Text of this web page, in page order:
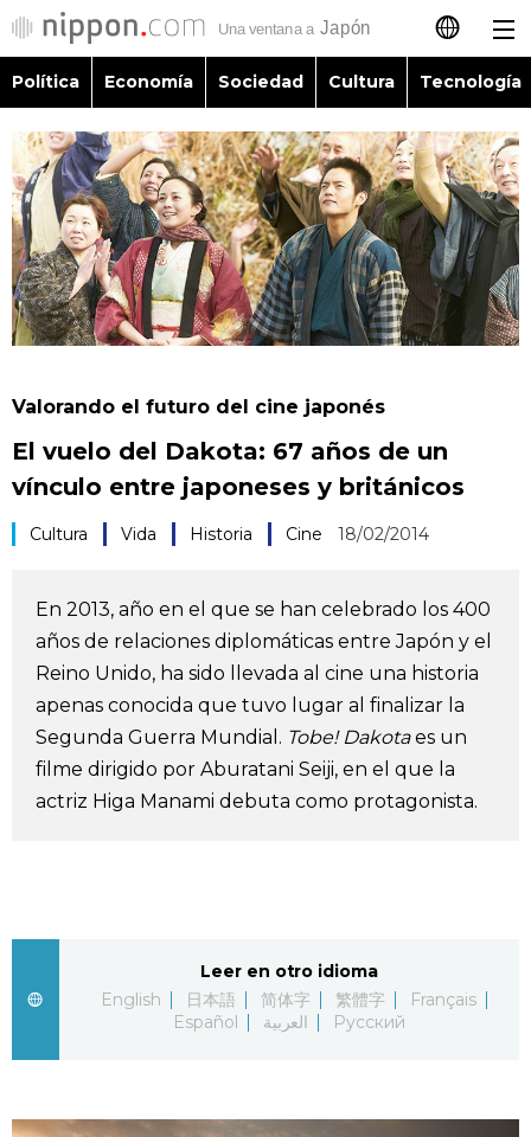
日本語
English
简体字
繁體字
Français
Русский
Política
Economía
Tecnología
Guía de Japón
Vídeos e imágenes
En profundidad
Fragmentos de Japón
Política Economía Sociedad Cultura Tecnología
Valorando el futuro del cine japonés
El vuelo del Dakota: 67 años de un
vínculo entre japoneses y británicos
Cultura Vida Historia Cine 18/02/2014
En 2013, año en el que se han celebrado los 400
años de relaciones diplomáticas entre Japón y el
Reino Unido, ha sido llevada al cine una historia
apenas conocida que tuvo lugar al finalizar la
Segunda Guerra Mundial. Tobe! Dakotaes un
filme dirigido por Aburatani Seiji, en el que la
actriz Higa Manami debuta como protagonista.
Leer en otro idioma
English
日本語 简体字 繁體字
Français
Español
العربية Русский